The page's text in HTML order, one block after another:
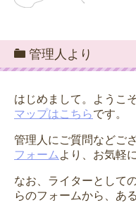
管理人より
はじめまして。ようこ
マップはこちらです。
管理人にご質問などご
フォーム より、お気軽
なお、ライターとして
らのフォームから、あ